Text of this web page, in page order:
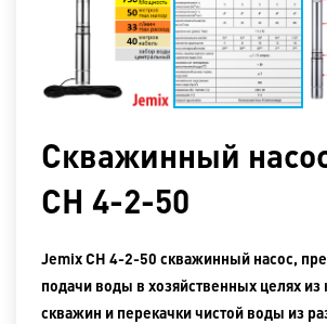
Скважинный
СН 4-2-50
Jemix СН 4-2-50 скважинный насос,
подачи воды в хозяйственных целях из
скважин и перекачки чистой воды из